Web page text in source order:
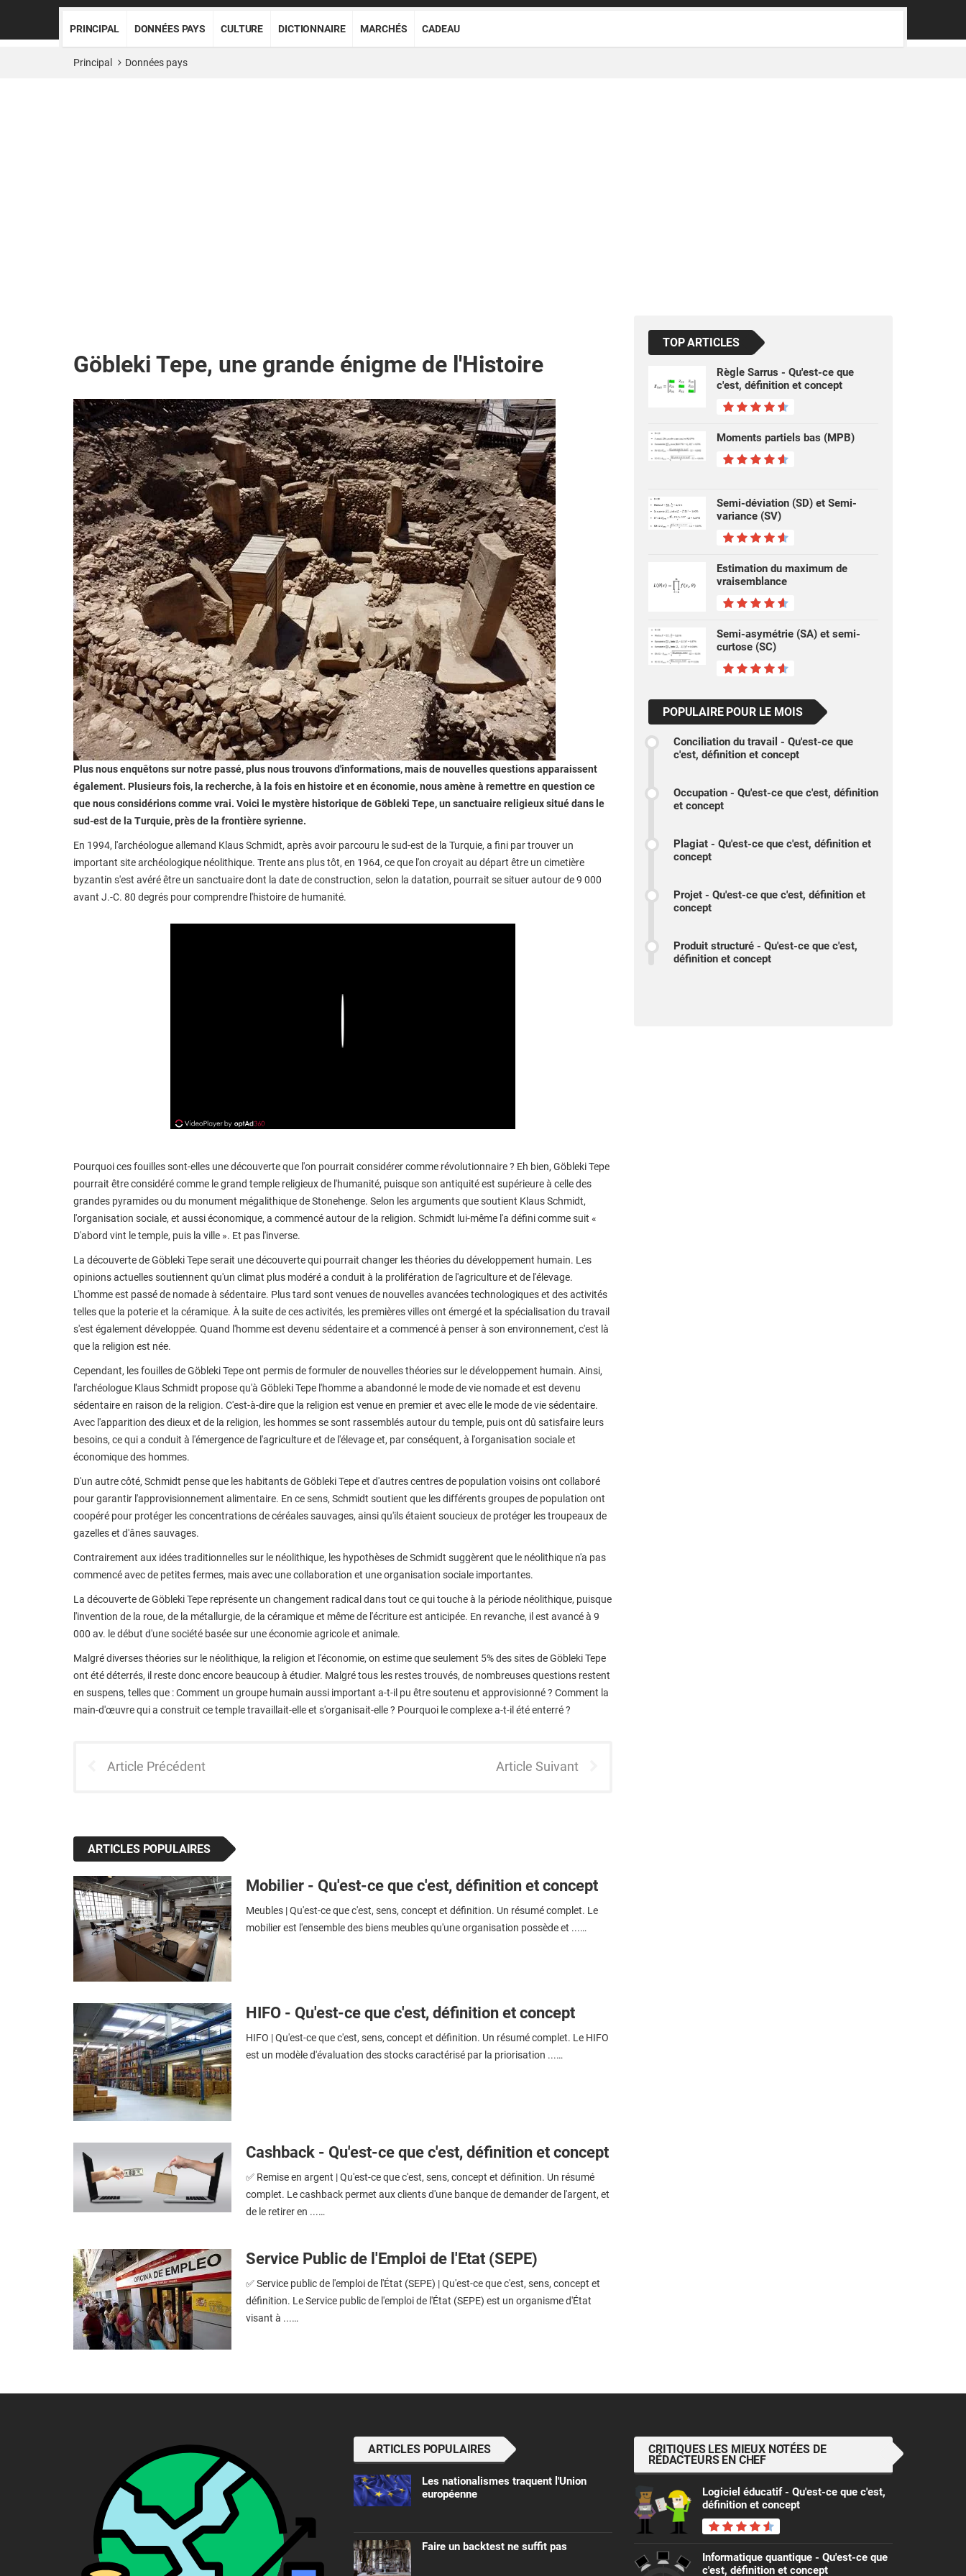
PRINCIPAL DONNÉES PAYS CULTURE DICTIONNAIRE MARCHÉS CADEAU
Principal Données pays
Göbleki Tepe, une grande énigme de l'Histoire
Plus nous enquêtons sur notre passé, plus nous trouvons d'informations, mais de nouvelles questions apparaissent
également. Plusieurs fois, la recherche, à la fois en histoire et en économie, nous amène à remettre en question ce
que nous considérions comme vrai. Voici le mystère historique de Göbleki Tepe, un sanctuaire religieux situé dans le
sud-est de la Turquie, près de la frontière syrienne.
En 1994, l'archéologue allemand Klaus Schmidt, après avoir parcouru le sud-est de la Turquie, a fini par trouver un
important site archéologique néolithique. Trente ans plus tôt, en 1964, ce que l'on croyait au départ être un cimetière
byzantin s'est avéré être un sanctuaire dont la date de construction, selon la datation, pourrait se situer autour de 9 000
avant J.-C. 80 degrés pour comprendre l'histoire de humanité.
Pourquoi ces fouilles sont-elles une découverte que l'on pourrait considérer comme révolutionnaire ? Eh bien, Göbleki Tepe
pourrait être considéré comme le grand temple religieux de l'humanité, puisque son antiquité est supérieure à celle des
grandes pyramides ou du monument mégalithique de Stonehenge. Selon les arguments que soutient Klaus Schmidt,
l'organisation sociale, et aussi économique, a commencé autour de la religion. Schmidt lui-même l'a défini comme suit «
D'abord vint le temple, puis la ville ». Et pas l'inverse.
La découverte de Göbleki Tepe serait une découverte qui pourrait changer les théories du développement humain. Les
opinions actuelles soutiennent qu'un climat plus modéré a conduit à la prolifération de l'agriculture et de l'élevage.
L'homme est passé de nomade à sédentaire. Plus tard sont venues de nouvelles avancées technologiques et des activités
telles que la poterie et la céramique. À la suite de ces activités, les premières villes ont émergé et la spécialisation du travail
s'est également développée. Quand l'homme est devenu sédentaire et a commencé à penser à son environnement, c'est là
que la religion est née.
Cependant, les fouilles de Göbleki Tepe ont permis de formuler de nouvelles théories sur le développement humain. Ainsi,
l'archéologue Klaus Schmidt propose qu'à Göbleki Tepe l'homme a abandonné le mode de vie nomade et est devenu
sédentaire en raison de la religion. C'est-à-dire que la religion est venue en premier et avec elle le mode de vie sédentaire.
Avec l'apparition des dieux et de la religion, les hommes se sont rassemblés autour du temple, puis ont dû satisfaire leurs
besoins, ce qui a conduit à l'émergence de l'agriculture et de l'élevage et, par conséquent, à l'organisation sociale et
économique des hommes.
D'un autre côté, Schmidt pense que les habitants de Göbleki Tepe et d'autres centres de population voisins ont collaboré
pour garantir l'approvisionnement alimentaire. En ce sens, Schmidt soutient que les différents groupes de population ont
coopéré pour protéger les concentrations de céréales sauvages, ainsi qu'ils étaient soucieux de protéger les troupeaux de
gazelles et d'ânes sauvages.
Contrairement aux idées traditionnelles sur le néolithique, les hypothèses de Schmidt suggèrent que le néolithique n'a pas
commencé avec de petites fermes, mais avec une collaboration et une organisation sociale importantes.
La découverte de Göbleki Tepe représente un changement radical dans tout ce qui touche à la période néolithique, puisque
l'invention de la roue, de la métallurgie, de la céramique et même de l'écriture est anticipée. En revanche, il est avancé à 9
000 av. le début d'une société basée sur une économie agricole et animale.
Malgré diverses théories sur le néolithique, la religion et l'économie, on estime que seulement 5% des sites de Göbleki Tepe
ont été déterrés, il reste donc encore beaucoup à étudier. Malgré tous les restes trouvés, de nombreuses questions restent
en suspens, telles que : Comment un groupe humain aussi important a-t-il pu être soutenu et approvisionné ? Comment la
main-d'œuvre qui a construit ce temple travaillait-elle et s'organisait-elle ? Pourquoi le complexe a-t-il été enterré ?
Article Précédent Article Suivant
ARTICLES POPULAIRES
Mobilier - Qu'est-ce que c'est, définition et concept
Meubles | Qu'est-ce que c'est, sens, concept et définition. Un résumé complet. Le
mobilier est l'ensemble des biens meubles qu'une organisation possède et ...…
HIFO - Qu'est-ce que c'est, définition et concept
HIFO | Qu'est-ce que c'est, sens, concept et définition. Un résumé complet. Le HIFO
est un modèle d'évaluation des stocks caractérisé par la priorisation ...…
Cashback - Qu'est-ce que c'est, définition et concept
✅ Remise en argent | Qu'est-ce que c'est, sens, concept et définition. Un résumé
complet. Le cashback permet aux clients d'une banque de demander de l'argent, et
de le retirer en ...…
Service Public de l'Emploi de l'Etat (SEPE)
✅ Service public de l'emploi de l'État (SEPE) | Qu'est-ce que c'est, sens, concept et
définition. Le Service public de l'emploi de l'État (SEPE) est un organisme d'État
visant à ...…
TOP ARTICLES
Règle Sarrus - Qu'est-ce que
c'est, définition et concept
Moments partiels bas (MPB)
Semi-déviation (SD) et Semi-
variance (SV)
Estimation du maximum de
vraisemblance
Semi-asymétrie (SA) et semi-
curtose (SC)
POPULAIRE POUR LE MOIS
Conciliation du travail - Qu'est-ce que
c'est, définition et concept
Occupation - Qu'est-ce que c'est, définition
et concept
Plagiat - Qu'est-ce que c'est, définition et
concept
Projet - Qu'est-ce que c'est, définition et
concept
Produit structuré - Qu'est-ce que c'est,
définition et concept
ARTICLES POPULAIRES
Les nationalismes traquent l'Union
européenne
Faire un backtest ne suffit pas
CRITIQUES LES MIEUX NOTÉES DE
RÉDACTEURS EN CHEF
Logiciel éducatif - Qu'est-ce que c'est,
définition et concept
Informatique quantique - Qu'est-ce que
c'est, définition et concept